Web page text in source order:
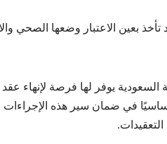
بعين الاعتبار وضعها الصحي
يوفر لها فرصة لإنهاء عقد
في ضمان سير هذه